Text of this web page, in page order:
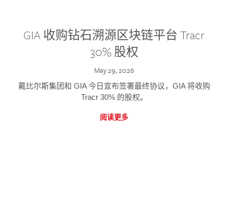
GIA 收购钻石溯源区块链平台 Tracr
30% 股权
May 29, 2026
戴比尔斯集团和 GIA 今日宣布签署最终协议，GIA 将收购
Tracr 30% 的股权。
阅读更多